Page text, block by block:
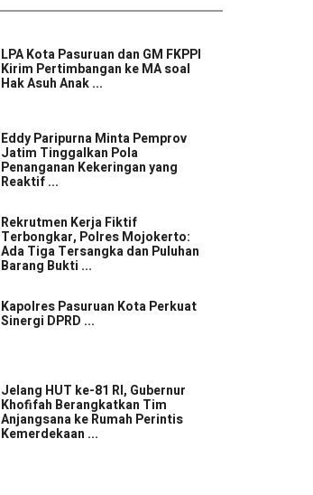
LPA Kota Pasuruan dan GM FKPPI
Kirim Pertimbangan ke MA soal
Hak Asuh Anak ...
Eddy Paripurna Minta Pemprov
Jatim Tinggalkan Pola
Penanganan Kekeringan yang
Reaktif ...
Rekrutmen Kerja Fiktif
Terbongkar, Polres Mojokerto:
Ada Tiga Tersangka dan Puluhan
Barang Bukti ...
Kapolres Pasuruan Kota Perkuat
Sinergi DPRD ...
Jelang HUT ke-81 RI, Gubernur
Khofifah Berangkatkan Tim
Anjangsana ke Rumah Perintis
Kemerdekaan ...